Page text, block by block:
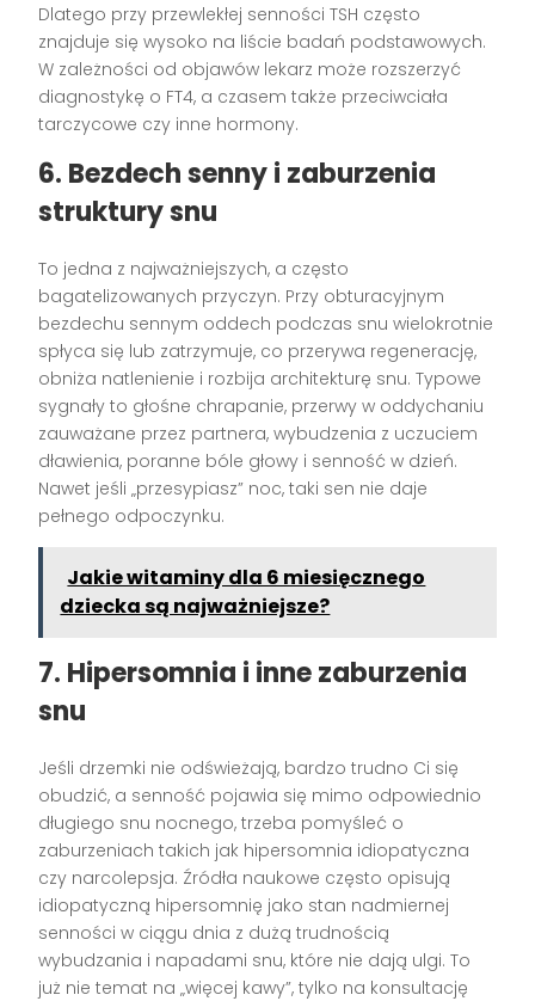
Dlatego przy przewlekłej senności TSH często
znajduje się wysoko na liście badań podstawowych.
W zależności od objawów lekarz może rozszerzyć
diagnostykę o FT4, a czasem także przeciwciała
tarczycowe czy inne hormony.
6. Bezdech senny i zaburzenia
struktury snu
To jedna z najważniejszych, a często
bagatelizowanych przyczyn. Przy obturacyjnym
bezdechu sennym oddech podczas snu wielokrotnie
spłyca się lub zatrzymuje, co przerywa regenerację,
obniża natlenienie i rozbija architekturę snu. Typowe
sygnały to głośne chrapanie, przerwy w oddychaniu
zauważane przez partnera, wybudzenia z uczuciem
dławienia, poranne bóle głowy i senność w dzień.
Nawet jeśli „przesypiasz” noc, taki sen nie daje
pełnego odpoczynku.
Jakie witaminy dla 6 miesięcznego
dziecka są najważniejsze?
7. Hipersomnia i inne zaburzenia
snu
Jeśli drzemki nie odświeżają, bardzo trudno Ci się
obudzić, a senność pojawia się mimo odpowiednio
długiego snu nocnego, trzeba pomyśleć o
zaburzeniach takich jak hipersomnia idiopatyczna
czy narcolepsja. Źródła naukowe często opisują
idiopatyczną hipersomnię jako stan nadmiernej
senności w ciągu dnia z dużą trudnością
wybudzania i napadami snu, które nie dają ulgi. To
już nie temat na „więcej kawy”, tylko na konsultację